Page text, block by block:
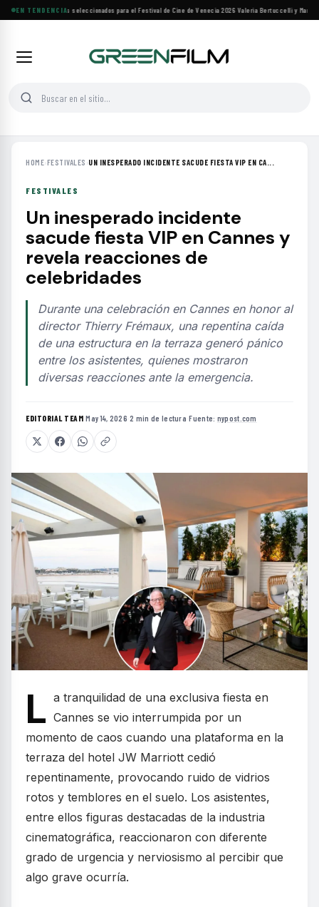
EN TENDENCIA
Siete filmes árabes seleccionados para el Festival de Cine de Venecia 2026·Valeria Bertuccelli y Martín
HOME›FESTIVALES ›UN INESPERADO INCIDENTE SACUDE FIESTA VIP EN CA...
FESTIVALES
Un inesperado incidente
sacude fiesta VIP en Cannes y
revela reacciones de
celebridades
Durante una celebración en Cannes en honor al
director Thierry Frémaux, una repentina caída
de una estructura en la terraza generó pánico
entre los asistentes, quienes mostraron
diversas reacciones ante la emergencia.
EDITORIAL TEAM·May 14, 2026·2 min de lectura·Fuente: nypost.com
L a tranquilidad de una exclusiva fiesta en
Cannes se vio interrumpida por un
momento de caos cuando una plataforma en la
terraza del hotel JW Marriott cedió
repentinamente, provocando ruido de vidrios
rotos y temblores en el suelo. Los asistentes,
entre ellos figuras destacadas de la industria
cinematográfica, reaccionaron con diferente
grado de urgencia y nerviosismo al percibir que
algo grave ocurría.